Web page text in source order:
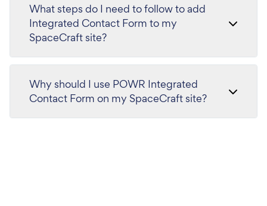
What steps do I need to follow to add
Integrated Contact Form to my
SpaceCraft site?
Why should I use POWR Integrated
Contact Form on my SpaceCraft site?